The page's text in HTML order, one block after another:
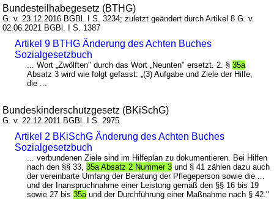
Bundesteilhabegesetz (BTHG)
G. v. 23.12.2016 BGBl. I S. 3234; zuletzt geändert durch Artikel 8 G. v.
02.06.2021 BGBl. I S. 1387
Artikel 9 BTHG Änderung des Achten Buches
Sozialgesetzbuch
... Wort „Zwölften" durch das Wort „Neunten" ersetzt. 2. §35a
Absatz 3 wird wie folgt gefasst: „(3) Aufgabe und Ziele der Hilfe,
die ...
Bundeskinderschutzgesetz (BKiSchG)
G. v. 22.12.2011 BGBl. I S. 2975
Artikel 2 BKiSchG Änderung des Achten Buches
Sozialgesetzbuch
... verbundenen Ziele sind im Hilfeplan zu dokumentieren. Bei Hilfen
nach den §§ 33,35a Absatz 2 Nummer 3 und § 41 zählen dazu auch
der vereinbarte Umfang der Beratung der Pflegeperson sowie die ...
und der Inanspruchnahme einer Leistung gemäß den §§ 16 bis 19
sowie 27 bis35a und der Durchführung einer Maßnahme nach § 42."